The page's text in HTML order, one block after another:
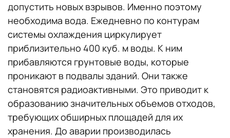
допустить новых взрывов. Именно поэтому
необходима вода. Ежедневно по контурам
системы охлаждения циркулирует
приблизительно 400 куб. м воды. К ним
прибавляются грунтовые воды, которые
проникают в подвалы зданий. Они также
становятся радиоактивными. Это приводит к
образованию значительных объемов отходов,
требующих обширных площадей для их
хранения. До аварии производилась